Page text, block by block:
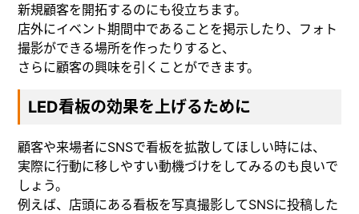
新規顧客を開拓するのにも役立ちます。
店外にイベント期間中であることを掲示したり、フォト
撮影ができる場所を作ったりすると、
さらに顧客の興味を引くことができます。
LED看板の効果を上げるために
顧客や来場者にSNSで看板を拡散してほしい時には、
実際に行動に移しやすい動機づけをしてみるのも良いで
しょう。
例えば、店頭にある看板を写真撮影してSNSに投稿した